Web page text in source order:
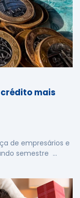
crédito mais
de empresários e
semestre …